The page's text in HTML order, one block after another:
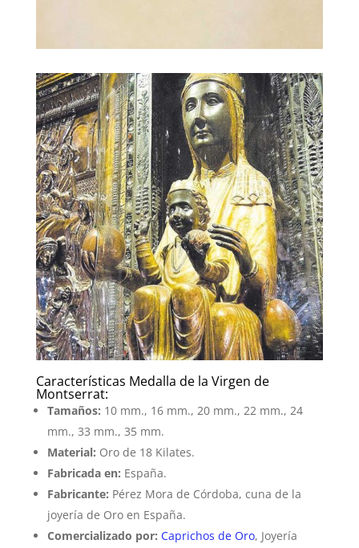
Características Medalla de la Virgen de
Montserrat:
Tamaños: 10 mm., 16 mm., 20 mm., 22 mm., 24
mm., 33 mm., 35 mm.
Material: Oro de 18 Kilates.
Fabricada en: España.
Fabricante: Pérez Mora de Córdoba, cuna de la
joyería de Oro en España.
Comercializado por: Caprichos de Oro, Joyería